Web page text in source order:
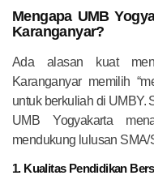
Mengapa UMB
Karanganyar?
Ada alasan kuat
Karanganyar memilih
untuk berkuliah di UMBY.
UMB Yogyakarta
mendukung lulusan
1. Kualitas Pendidikan